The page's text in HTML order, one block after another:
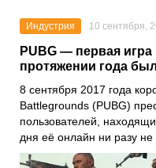
Индустрия 10 сентября,
PUBG — первая
протяжении года
8 сентября 2017 года
Battlegrounds (PUBG)
пользователей,
дня её онлайн ни разу не